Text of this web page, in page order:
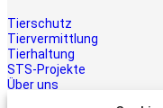
Tierschutz
Tiervermittlung
Tierhaltung
STS-Projekte
Über uns